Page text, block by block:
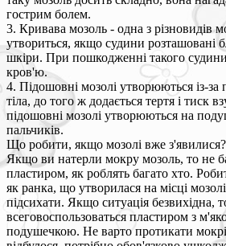
гострим болем.
3. Кривава мозоль - одна з різновидів
утвориться, якщо судини розташовані
шкіри. При пошкодженні такого
кров'ю.
4. Підошовні мозолі утворюються із-за
тіла, до того ж додається тертя і тиск
підошовні мозолі утворюються на
пальчиків.
Що робити, якщо мозолі вже з'явилися?
Якщо ви натерли мокру мозоль, то не
пластиром, як роблять багато хто.
як ранка, що утворилася на місці
підсихати. Якщо ситуація безвихідна,
всеговоспользоваться пластиром з
подушечкою. Не варто протикати